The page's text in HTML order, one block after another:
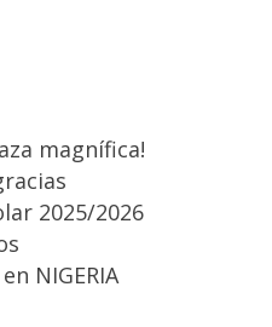
magnífica!
2025/2026
NIGERIA